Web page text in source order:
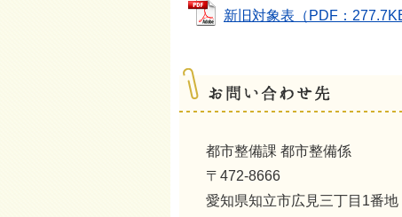
新旧対象表（PDF：
都市整備課 都市整備係
〒472-8666
愛知県知立市広見三丁目1番地